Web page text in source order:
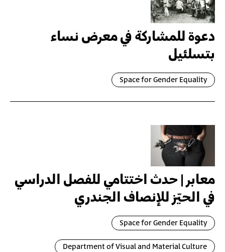
دعوة للمشاركة في معرض نساء
بتسلئيل
Space for Gender Equality
معابر | حدث اختتامي للفصل الدراسي
في الحيّز للإنصاف الجندري
Space for Gender Equality
Department of Visual and Material Culture